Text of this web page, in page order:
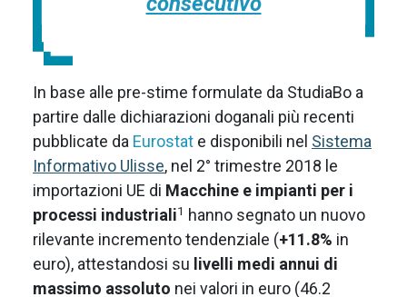
In base alle pre-stime formulate da StudiaBo a
partire dalle dichiarazioni doganali più recenti
pubblicate da Eurostat e disponibili nel Sistema
Informativo Ulisse, nel 2° trimestre 2018 le
importazioni UE di Macchine e impianti per i
processi industriali1 hanno segnato un nuovo
rilevante incremento tendenziale (+11.8% in
euro), attestandosi su livelli medi annui di
massimo assoluto nei valori in euro (46.2